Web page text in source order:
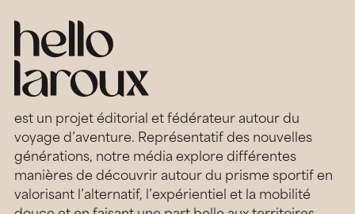
est un projet éditorial et fédérateur autour du
voyage d’aventure. Représentatif des nouvelles
générations, notre média explore différentes
manières de découvrir autour du prisme sportif en
valorisant l’alternatif, l’expérientiel et la mobilité